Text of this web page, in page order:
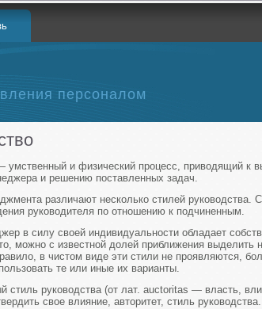
персоналом
умственный и физический процесс, приводящий к
и решению поставленных задач.
различают несколько стилей руководства.
руководителя по отношению к подчиненным.
в силу своей индивидуальности обладает
можно с известной долей приближения выделить
в чистом виде эти стили не проявляются,
те или иные их варианты.
стиль руководства (от лат. auctoritas — власть,
свое влияние, авторитет, стиль руководства.